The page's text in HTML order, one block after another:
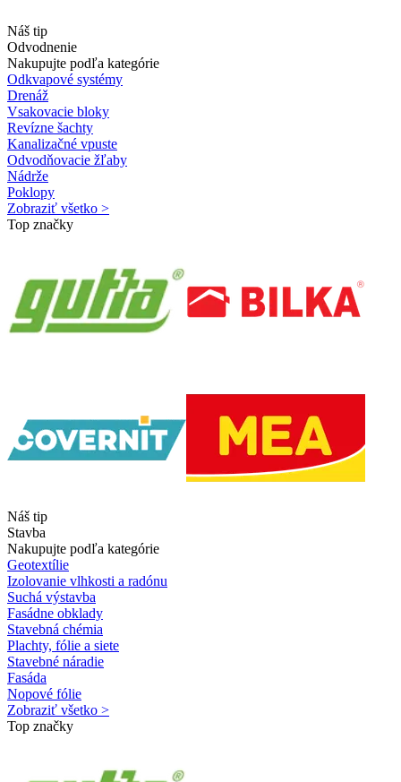
Náš tip
Odvodnenie
Nakupujte podľa kategórie
Odkvapové systémy
Drenáž
Vsakovacie bloky
Revízne šachty
Kanalizačné vpuste
Odvodňovacie žľaby
Nádrže
Poklopy
Zobraziť všetko >
Top značky
Náš tip
Stavba
Nakupujte podľa kategórie
Geotextílie
Izolovanie vlhkosti a radónu
Suchá výstavba
Fasádne obklady
Stavebná chémia
Plachty, fólie a siete
Stavebné náradie
Fasáda
Nopové fólie
Zobraziť všetko >
Top značky